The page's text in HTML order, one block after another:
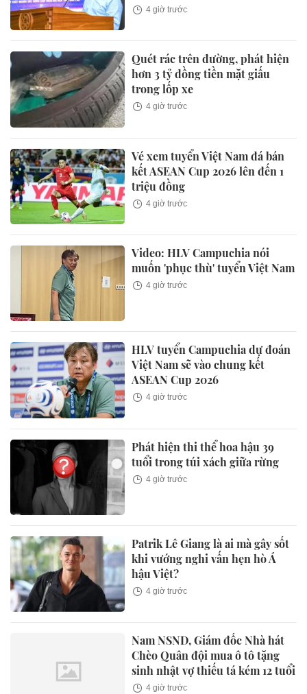
4 giờ trước
Quét rác trên đường, phát hiện
hơn 3 tỷ đồng tiền mặt giấu
trong lốp xe
4 giờ trước
Vé xem tuyển Việt Nam đá bán
kết ASEAN Cup 2026 lên đến 1
triệu đồng
4 giờ trước
Video: HLV Campuchia nói
muốn 'phục thù' tuyển Việt Nam
4 giờ trước
HLV tuyển Campuchia dự đoán
Việt Nam sẽ vào chung kết
ASEAN Cup 2026
4 giờ trước
Phát hiện thi thể hoa hậu 39
tuổi trong túi xách giữa rừng
4 giờ trước
Patrik Lê Giang là ai mà gây sốt
khi vướng nghi vấn hẹn hò Á
hậu Việt?
4 giờ trước
Nam NSND, Giám đốc Nhà hát
Chèo Quân đội mua ô tô tặng
sinh nhật vợ thiếu tá kém 12 tuổi
4 giờ trước